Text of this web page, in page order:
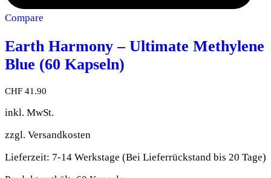
Compare
Earth Harmony – Ultimate Methylene
Blue (60 Kapseln)
CHF 41.90
inkl. MwSt.
zzgl. Versandkosten
Lieferzeit: 7-14 Werkstage (Bei Lieferrückstand bis 20 Tage)